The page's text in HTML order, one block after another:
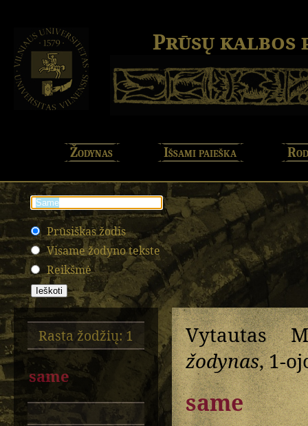
Prūsų kalbos
Žodynas Išsami paieška
Prūsiškas žodis
Visame žodyno tekste
Reikšmė
Rasta žodžių: 1
same
Vytautas
žodynas, 1-
same